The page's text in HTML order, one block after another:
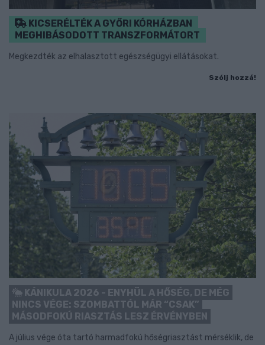
KICSERÉLTÉK A GYŐRI KÓRHÁZBAN
MEGHIBÁSODOTT TRANSZFORMÁTORT
Megkezdték az elhalasztott egészségügyi ellátásokat.
Szólj hozzá!
KÁNIKULA 2026 - ENYHÜL A HŐSÉG, DE MÉG
NINCS VÉGE: SZOMBATTÓL MÁR “CSAK”
MÁSODFOKÚ RIASZTÁS LESZ ÉRVÉNYBEN
A július vége óta tartó harmadfokú hőségriasztást mérséklik, de